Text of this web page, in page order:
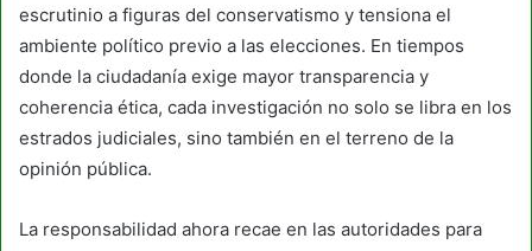
escrutinio a figuras del conservatismo y tensiona el
ambiente político previo a las elecciones. En tiempos
donde la ciudadanía exige mayor transparencia y
coherencia ética, cada investigación no solo se libra en los
estrados judiciales, sino también en el terreno de la
opinión pública.
La responsabilidad ahora recae en las autoridades para